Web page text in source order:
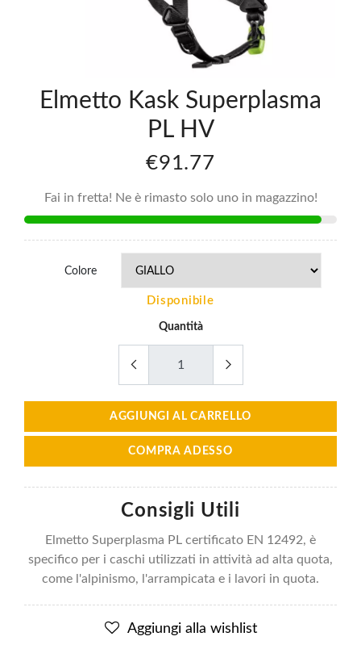
Elmetto Kask Superplasma
PL HV
€91.77
Fai in fretta! Ne è rimasto solo uno in magazzino!
Colore
Disponibile
Quantità
AGGIUNGI AL CARRELLO
COMPRA ADESSO
Consigli Utili
Elmetto Superplasma PL certificato EN 12492, è
specifico per i caschi utilizzati in attività ad alta quota,
come l'alpinismo, l'arrampicata e i lavori in quota.
Aggiungi alla wishlist